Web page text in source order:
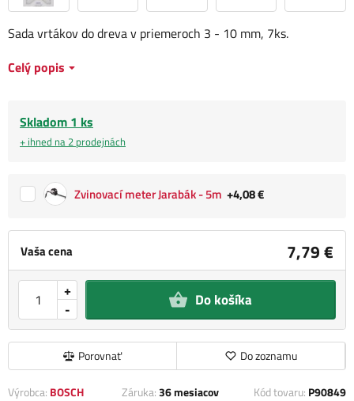
Vaša cena 7,79 €
-
+ Do košíka
Porovnať Do zoznamu
Sada vrtákov do dreva v priemeroch 3 - 10 mm, 7ks.
Celý popis
Skladom 1 ks
+ ihned na 2 prodejnách
Zvinovací meter Jarabák - 5m +4,08 €
Výrobca: BOSCH Záruka:36 mesiacov Kód tovaru: P90849